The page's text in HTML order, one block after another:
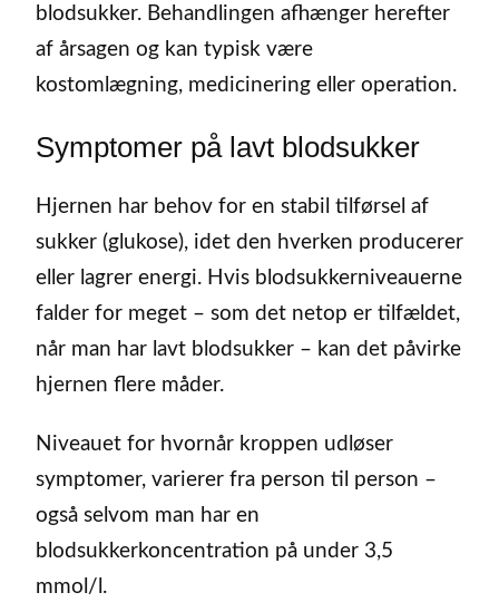
blodsukker. Behandlingen afhænger herefter
af årsagen og kan typisk være
kostomlægning, medicinering eller operation.
Symptomer på lavt blodsukker
Hjernen har behov for en stabil tilførsel af
sukker (glukose), idet den hverken producerer
eller lagrer energi. Hvis blodsukkerniveauerne
falder for meget – som det netop er tilfældet,
når man har lavt blodsukker – kan det påvirke
hjernen flere måder.
Niveauet for hvornår kroppen udløser
symptomer, varierer fra person til person –
også selvom man har en
blodsukkerkoncentration på under 3,5
mmol/l.